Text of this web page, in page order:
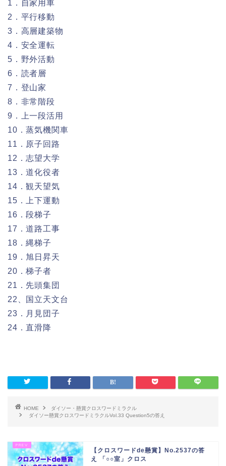
1．自家用車
2．平行移動
3．高層建築物
4．安全運転
5．野外活動
6．読者層
7．登山家
8．非常階段
9．上一段活用
10．蒸気機関車
11．原子回路
12．志望大学
13．道化役者
14．観天望気
15．上下運動
16．段梯子
17．道路工事
18．縄梯子
19．旭日昇天
20．梯子者
21．先頭集団
22、国立天文台
23．月見団子
24．直滑降
HOME
ダイソー・懸賞クロスワードミラクル
ダイソー懸賞クロスワードミラクルVol.33 Question5の答え
【クロスワードde懸賞】No.2537の答
え 「○○室」クロス